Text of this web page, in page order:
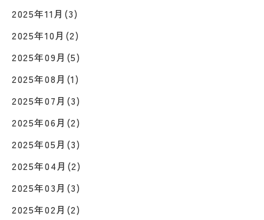
2025年11月(3)
2025年10月(2)
2025年09月(5)
2025年08月(1)
2025年07月(3)
2025年06月(2)
2025年05月(3)
2025年04月(2)
2025年03月(3)
2025年02月(2)